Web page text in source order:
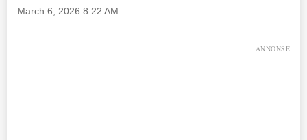
March 6, 2026 8:22 AM
ANNONSE